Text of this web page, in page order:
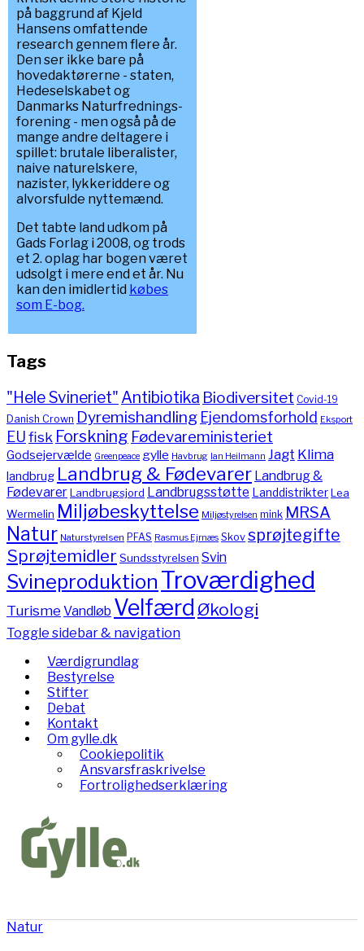
på baggrund af Kjeld
Hansens omfattende
research gennem flere år.
Den ser ikke bare på
hovedaktørerne - staten,
Hedeselskabet og
Danmarks Naturfrednings-
forening - men også på de
mange andre deltagere i
spillet: brutale liberalister,
naive naturelskere,
nazister, lykkeriddere og
alvorsfulde nyttemænd.
Det tabte land udkom på
Gads Forlag i 2008, og trods
et 2. oplag har bogen været
udsolgt i mere end et år. Nu
kan den imidlertid købes
som E-bog.
Tags
"Hele Svineriet" Antibiotika Biodiversitet Covid-19
Danish Crown Dyremishandling Ejendomsforhold Eksport
EUfisk Forskning Fødevareministeriet
Godsejervælde Greenpeace gylle Havbrug Ian Heilmann Jagt Klima
landbrug Landbrug & Fødevarer Landbrug &
FødevarerLandbrugsjord Landbrugsstøtte LanddistrikterLea
Wermelin Miljøbeskyttelse Miljøstyrelsen mink MRSA
Natur Naturstyrelsen PFAS Rasmus Ejrnæs Skov sprøjtegifte
Sprøjtemidler Sundsstyrelsen Svin
Svineproduktion Troværdighed
TurismeVandløb Velfærd Økologi
Toggle sidebar & navigation
Værdigrundlag
Bestyrelse
Stifter
Debat
Kontakt
Om gylle.dk
Cookiepolitik
Ansvarsfraskrivelse
Fortrolighedserklæring
Natur